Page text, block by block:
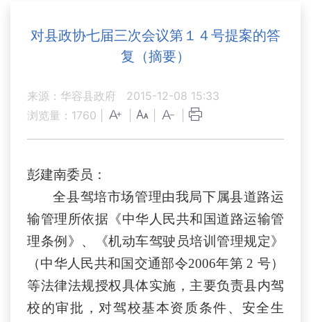
对县政协七届三次会议第１４号提案的答
复（摘要）
来源：华容县政府
2015-12-08 15:33
浏览量： 1760
彭建南委员：
全县驾培市场管理由我局下属县道路运
输管理所依据《中华人民共和国道路运输管
理条例》、《机动车驾驶员培训管理规定》
（中华人民共和国交通部令2006年第 2 号）
等法律法规授权具体实施，主要负责县内驾
校的审批，对驾校基本资质条件、安全生